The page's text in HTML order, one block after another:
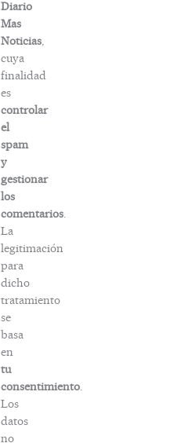
Diario
Mas
Noticias
cuya
finalidad
es
controlar
el
spam
y
gestionar
los
comentarios
La
legitimación
para
dicho
tratamiento
se
basa
en
tu
consentimiento
Los
datos
no